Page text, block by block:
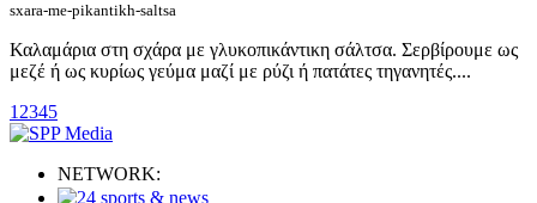
sxara-me-pikantikh-saltsa
Καλαμάρια στη σχάρα με γλυκοπικάντικη σάλτσα. Σερβίρουμε ως
μεζέ ή ως κυρίως γεύμα μαζί με ρύζι ή πατάτες τηγανητές....
1 2345
NETWORK: